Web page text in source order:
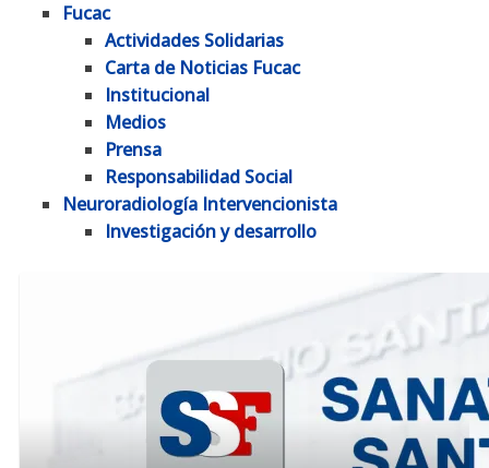
Fucac
Actividades Solidarias
Carta de Noticias Fucac
Institucional
Medios
Prensa
Responsabilidad Social
Neuroradiología Intervencionista
Investigación y desarrollo